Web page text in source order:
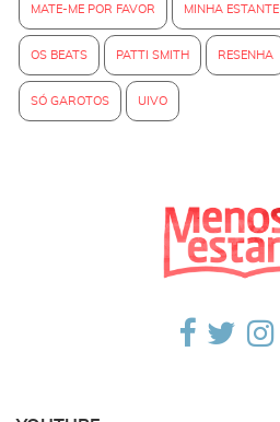
MATE-ME POR FAVOR MINHA ESTANTE
OS BEATS PATTI SMITH RESENHA
SÓ GAROTOS UIVO